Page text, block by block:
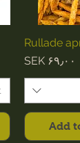
Rullade
Price
SEK ۶۹٫۰۰
Add